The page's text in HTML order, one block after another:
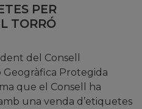
PER
TORRÓ
del Consell
Geogràfica Protegida
que el Consell ha
una venda d’etiquetes